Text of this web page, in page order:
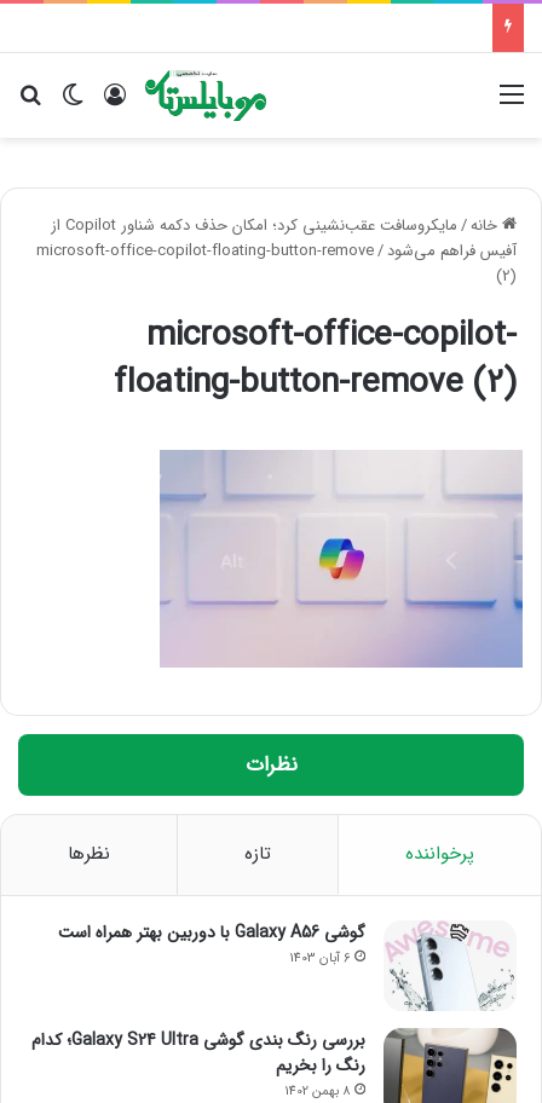
تغییر ورود
خانه/
مایکروسافت عقب‌نشینی کرد؛ امکان حذف دکمه شناور Copilot از
آفیس فراهم می‌شود/
microsoft-office-copilot-floating-button-remove
(2)
microsoft-office-copilot-
floating-button-remove (2)
نظرات
پرخواننده تازه نظرها
گوشی Galaxy A56 با دوربین بهتر همراه است
6 آبان 1403
بررسی رنگ بندی گوشی Galaxy S24 Ultra؛ کدام
رنگ را بخریم
8 بهمن 1402